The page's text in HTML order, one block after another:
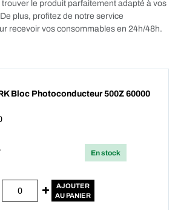
le produit parfaitement adapté à vos
plus, profitez de notre service
recevoir vos consommables en 24h/48h.
Bloc Photoconducteur 500Z 60000
En stock
AJOUTER
AU PANIER